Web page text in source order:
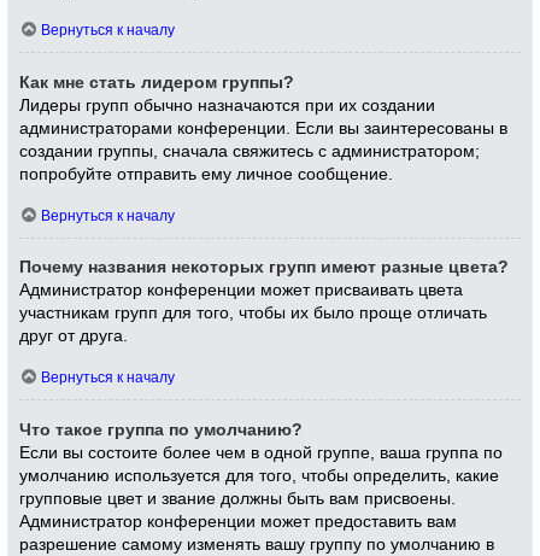
Вернуться к началу
Как мне стать лидером группы?
Лидеры групп обычно назначаются при их создании
администраторами конференции. Если вы заинтересованы в
создании группы, сначала свяжитесь с администратором;
попробуйте отправить ему личное сообщение.
Вернуться к началу
Почему названия некоторых групп имеют разные цвета?
Администратор конференции может присваивать цвета
участникам групп для того, чтобы их было проще отличать
друг от друга.
Вернуться к началу
Что такое группа по умолчанию?
Если вы состоите более чем в одной группе, ваша группа по
умолчанию используется для того, чтобы определить, какие
групповые цвет и звание должны быть вам присвоены.
Администратор конференции может предоставить вам
разрешение самому изменять вашу группу по умолчанию в